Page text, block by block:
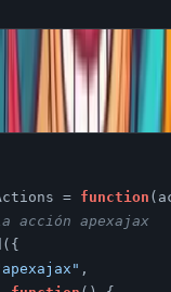
llamar con
la ya existente
=
function (
acción apexajax
,